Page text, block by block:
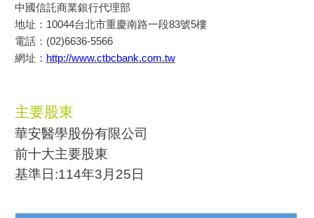
中國信託商業銀行代理部
地址：10044台北市重慶南路一段83號5樓
電話：(02)6636-5566
網址： http://www.ctbcbank.com.tw
主要股東
華安醫學股份有限公司
前十大主要股東
基準日:114年3月25日